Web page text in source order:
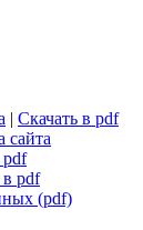
| Скачать в pdf
сайта
pdf
в pdf
(pdf)